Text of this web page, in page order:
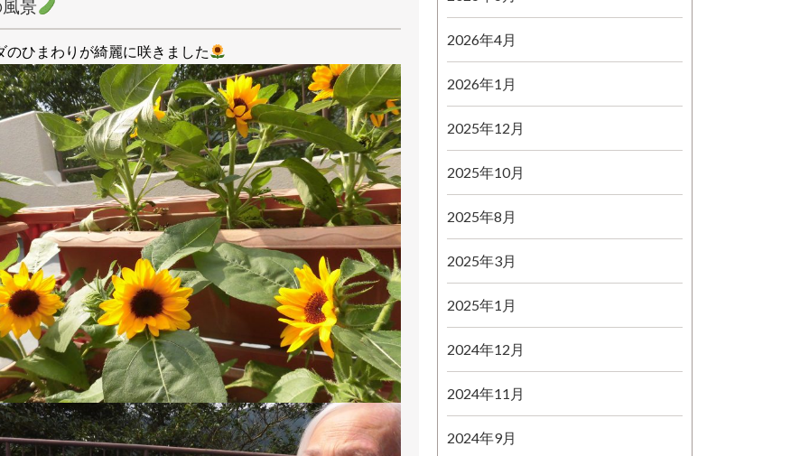
景
のひまわりが綺麗に咲きました
2026年4月
2026年1月
2025年12月
2025年10月
2025年8月
2025年3月
2025年1月
2024年12月
2024年11月
2024年9月